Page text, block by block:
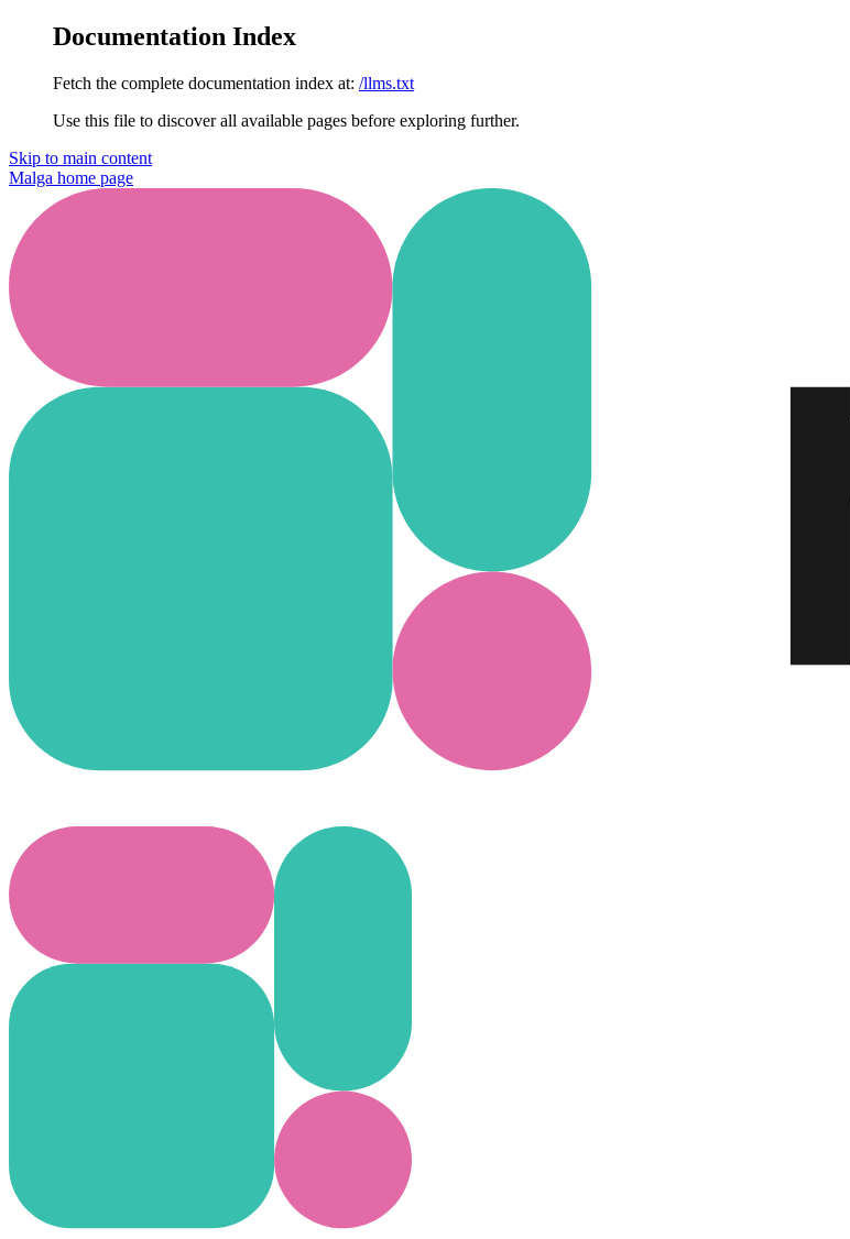
Documentation Index
Fetch the complete documentation index at: /llms.txt
Use this file to discover all available pages before exploring further.
Skip to main content
Malga home page